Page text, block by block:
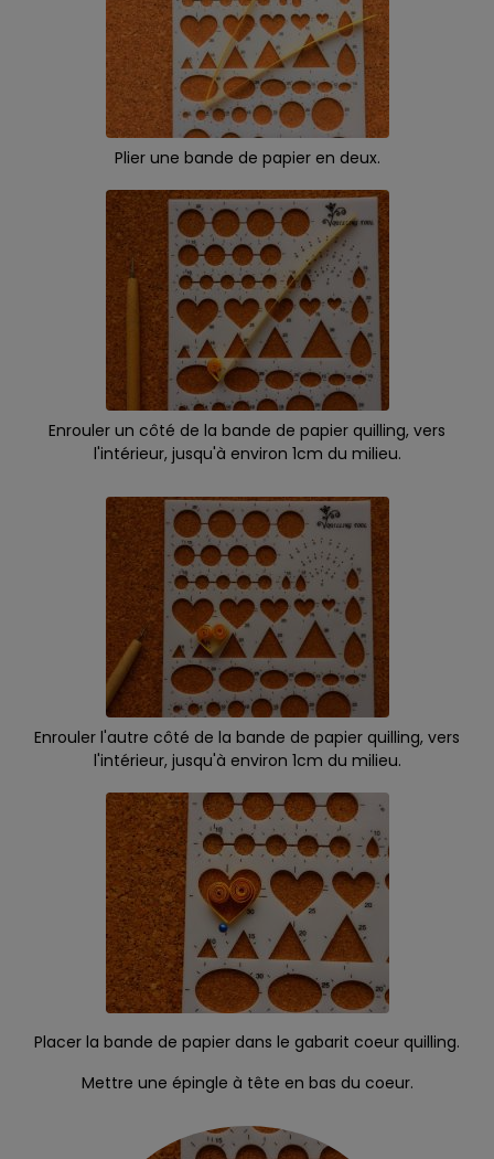
Plier une bande de papier en deux.
Enrouler un côté de la bande de papier quilling, vers
l'intérieur, jusqu'à environ 1cm du milieu.
Enrouler l'autre côté de la bande de papier quilling, vers
l'intérieur, jusqu'à environ 1cm du milieu.
Placer la bande de papier dans le gabarit coeur quilling.
Mettre une épingle à tête en bas du coeur.